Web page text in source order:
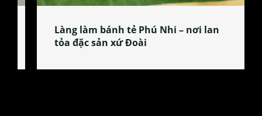
Làng làm bánh tẻ Phú Nhi – nơi lan
tỏa đặc sản xứ Đoài